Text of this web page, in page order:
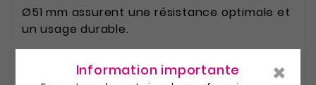
Ø51 mm assurent une résistance optimale et
un usage durable.
Facile à poser et à manipuler grâce à son
×
Information importante